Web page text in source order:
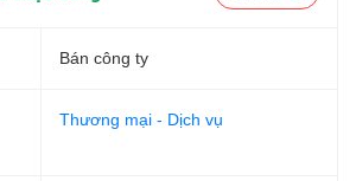
Bán công ty
Thương mại - Dịch vụ